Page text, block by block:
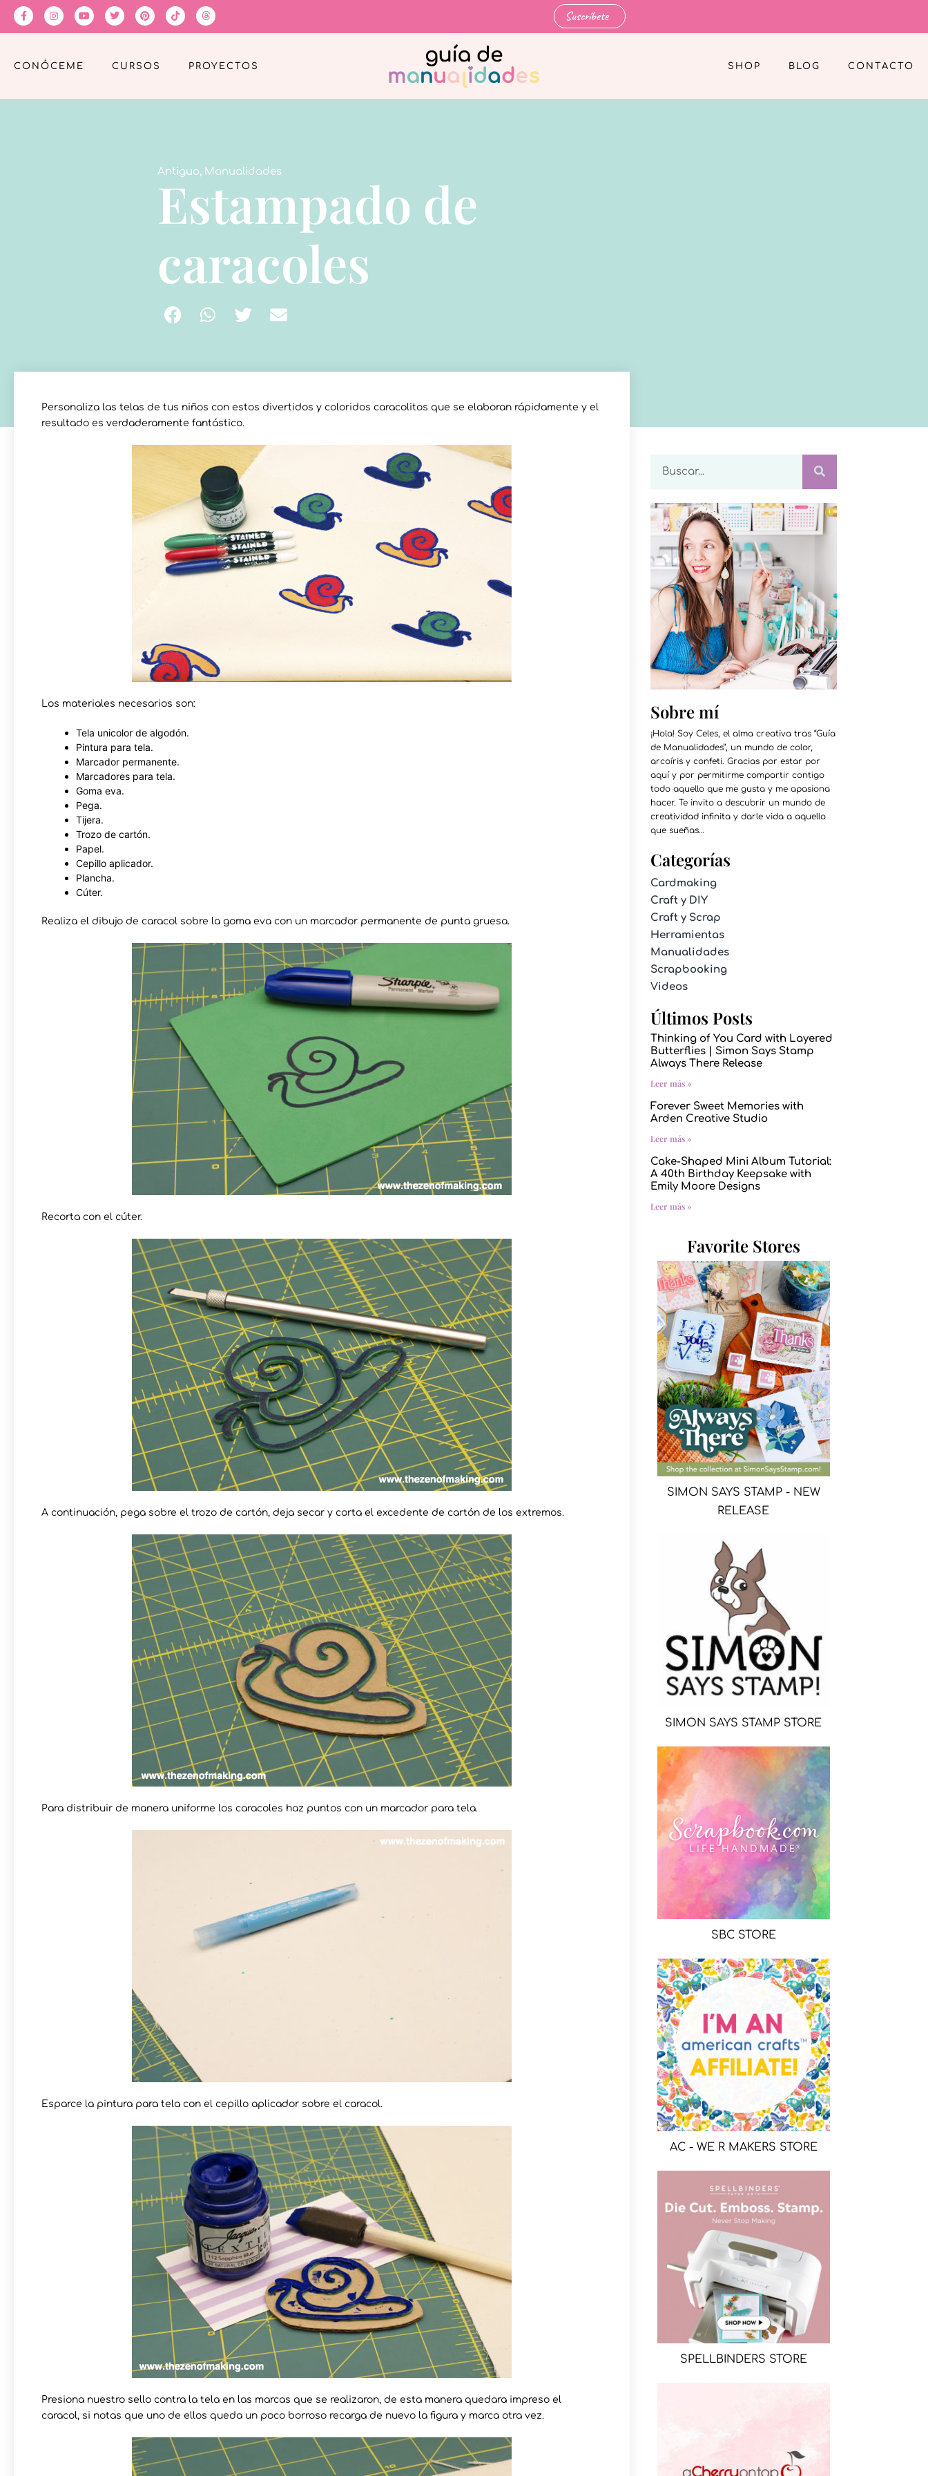
Suscríbete
CONÓCEME CURSOS PROYECTOS SHOP BLOG CONTACTO
Antiguo, Manualidades
Estampado de
caracoles
Personaliza las telas de tus niños con estos divertidos y coloridos caracolitos que se elaboran rápidamente y el
resultado es verdaderamente fantástico.
Los materiales necesarios son:
Tela unicolor de algodón.
Pintura para tela.
Marcador permanente.
Marcadores para tela.
Goma eva.
Pega.
Tijera.
Trozo de cartón.
Papel.
Cepillo aplicador.
Plancha.
Cúter.
Realiza el dibujo de caracol sobre la goma eva con un marcador permanente de punta gruesa.
Recorta con el cúter.
A continuación, pega sobre el trozo de cartón, deja secar y corta el excedente de cartón de los extremos.
Para distribuir de manera uniforme los caracoles haz puntos con un marcador para tela.
Esparce la pintura para tela con el cepillo aplicador sobre el caracol.
Presiona nuestro sello contra la tela en las marcas que se realizaron, de esta manera quedara impreso el
caracol, si notas que uno de ellos queda un poco borroso recarga de nuevo la figura y marca otra vez.
Sobre mí
¡Hola! Soy Celes, el alma creativa tras “Guía
de Manualidades”, un mundo de color,
arcoíris y confeti. Gracias por estar por
aquí y por permitirme compartir contigo
todo aquello que me gusta y me apasiona
hacer. Te invito a descubrir un mundo de
creatividad infinita y darle vida a aquello
que sueñas…
Categorías
Cardmaking
Craft y DIY
Craft y Scrap
Herramientas
Manualidades
Scrapbooking
Videos
Últimos Posts
Thinking of You Card with Layered
Butterflies | Simon Says Stamp
Always There Release
Leer más »
Forever Sweet Memories with
Arden Creative Studio
Leer más »
Cake-Shaped Mini Album Tutorial:
A 40th Birthday Keepsake with
Emily Moore Designs
Leer más »
Favorite Stores
SIMON SAYS STAMP - NEW
RELEASE
SIMON SAYS STAMP STORE
SBC STORE
AC - WE R MAKERS STORE
SPELLBINDERS STORE